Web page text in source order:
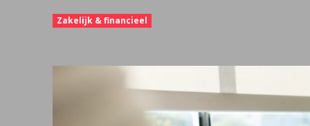
Zakelijk & financieel